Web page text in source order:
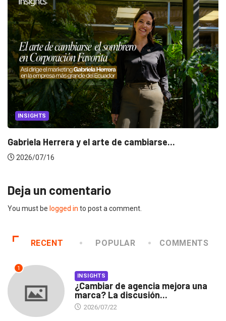
INSIGHTS
Gabriela Herrera y el arte de cambiarse...
2026/07/16
Deja un comentario
You must be logged in to post a comment.
RECENT POPULAR COMMENTS
1
INSIGHTS
¿Cambiar de agencia mejora una
marca? La discusión...
2026/07/22